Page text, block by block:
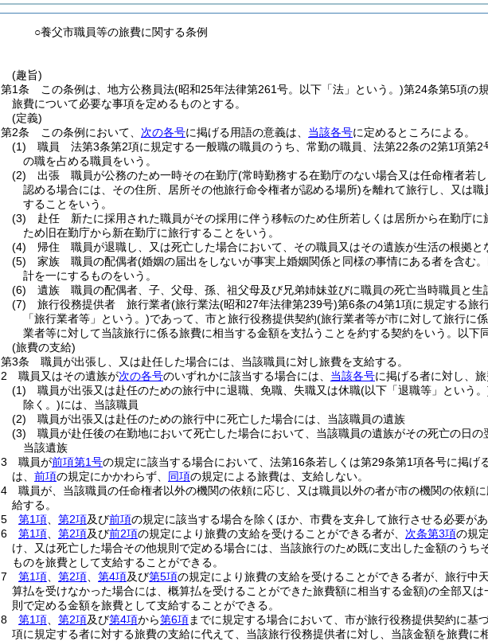
○養父市職員等の旅費に関する条例
(趣旨)
第1条
この条例は、地方公務員法(昭和25年法律第261号。以下「法」という。)第24条第5項の
旅費について必要な事項を定めるものとする。
(定義)
第2条
この条例において、 次の各号に掲げる用語の意義は、 当該各号に定めるところによる。
(1)
職員 法第3条第2項に規定する一般職の職員のうち、常勤の職員、法第22条の2第1項第
の職を占める職員をいう。
(2)
出張 職員が公務のため一時その在勤庁(常時勤務する在勤庁のない場合又は任命権者若
認める場合には、その住所、居所その他旅行命令権者が認める場所)を離れて旅行し、又は
することをいう。
(3)
赴任 新たに採用された職員がその採用に伴う移転のため住所若しくは居所から在勤庁
ため旧在勤庁から新在勤庁に旅行することをいう。
(4)
帰住 職員が退職し、又は死亡した場合において、その職員又はその遺族が生活の根拠と
(5)
家族 職員の配偶者(婚姻の届出をしないが事実上婚姻関係と同様の事情にある者を含む
計を一にするものをいう。
(6)
遺族 職員の配偶者、子、父母、孫、祖父母及び兄弟姉妹並びに職員の死亡当時職員と生
(7)
旅行役務提供者 旅行業者(旅行業法(昭和27年法律第239号)第6条の4第1項に規定する旅
「旅行業者等」という。)であって、市と旅行役務提供契約(旅行業者等が市に対して旅行に
業者等に対して当該旅行に係る旅費に相当する金額を支払うことを約する契約をいう。以下
(旅費の支給)
第3条
職員が出張し、又は赴任した場合には、当該職員に対し旅費を支給する。
2
職員又はその遺族が次の各号のいずれかに該当する場合には、 当該各号に掲げる者に対し、旅
(1)
職員が出張又は赴任のための旅行中に退職、免職、失職又は休職(以下「退職等」という
除く。)には、当該職員
(2)
職員が出張又は赴任のための旅行中に死亡した場合には、当該職員の遺族
(3)
職員が赴任後の在勤地において死亡した場合において、当該職員の遺族がその死亡の日
当該遺族
3
職員が前項第1号の規定に該当する場合において、法第16条若しくは第29条第1項各号に掲
は、 前項の規定にかかわらず、 同項の規定による旅費は、支給しない。
4
職員が、当該職員の任命権者以外の機関の依頼に応じ、又は職員以外の者が市の機関の依頼
給する。
5
第1項 第2項及び前項の規定に該当する場合を除くほか、市費を支弁して旅行させる必要が
6
第1項 第2項及び前2項の規定により旅費の支給を受けることができる者が、 次条第3項の規
け、又は死亡した場合その他規則で定める場合には、当該旅行のため既に支出した金額のう
ものを旅費として支給することができる。
7
第1項 第2項 第4項及び第5項の規定により旅費の支給を受けることができる者が、旅行中
算払を受けなかった場合には、概算払を受けることができた旅費額に相当する金額)の全部又は
則で定める金額を旅費として支給することができる。
8
第1項 第2項及び第4項から第6項までに規定する場合において、市が旅行役務提供契約に
項に規定する者に対する旅費の支給に代えて、当該旅行役務提供者に対し、当該金額を旅費に